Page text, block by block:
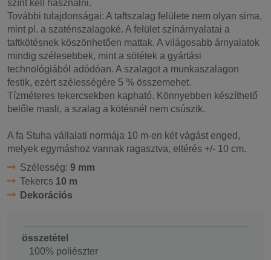
színt kell használni.
További tulajdonságai: A taftszalag felülete nem olyan sima,
mint pl. a szaténszalagoké. A felület színárnyalatai a
taftkötésnek köszönhetően mattak. A világosabb árnyalatok
mindig szélesebbek, mint a sötétek a gyártási
technológiából adódóan. A szalagot a munkaszalagon
festik, ezért szélességére 5 % összemehet.
Tízméteres tekercsekben kapható. Könnyebben készíthető
belőle masli, a szalag a kötésnél nem csúszik.
A fa Stuha vállalati normája 10 m-en két vágást enged,
melyek egymáshoz vannak ragasztva, eltérés +/- 10 cm.
Szélesség: 9 mm
Tekercs 10 m
Dekorációs
összetétel
100% poliészter